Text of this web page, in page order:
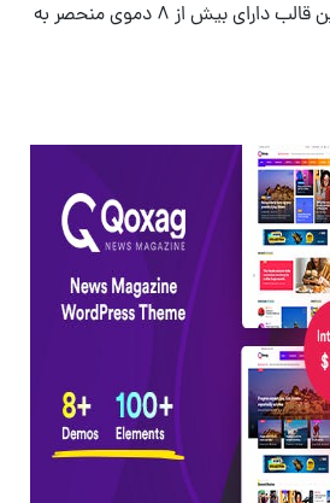
ویژگی ها سازگار است. این قالب دارای بیش از 8 دموی منحصر به